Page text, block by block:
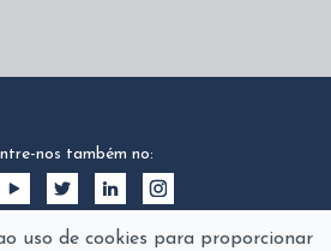
nos também no:
uso de cookies para proporcionar